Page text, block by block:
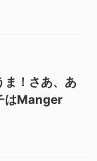
ま！さあ、あ
はManger